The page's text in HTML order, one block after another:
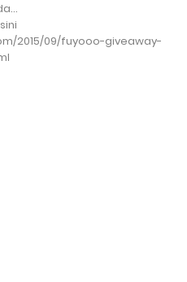
2015/09/fuyooo-giveaway-